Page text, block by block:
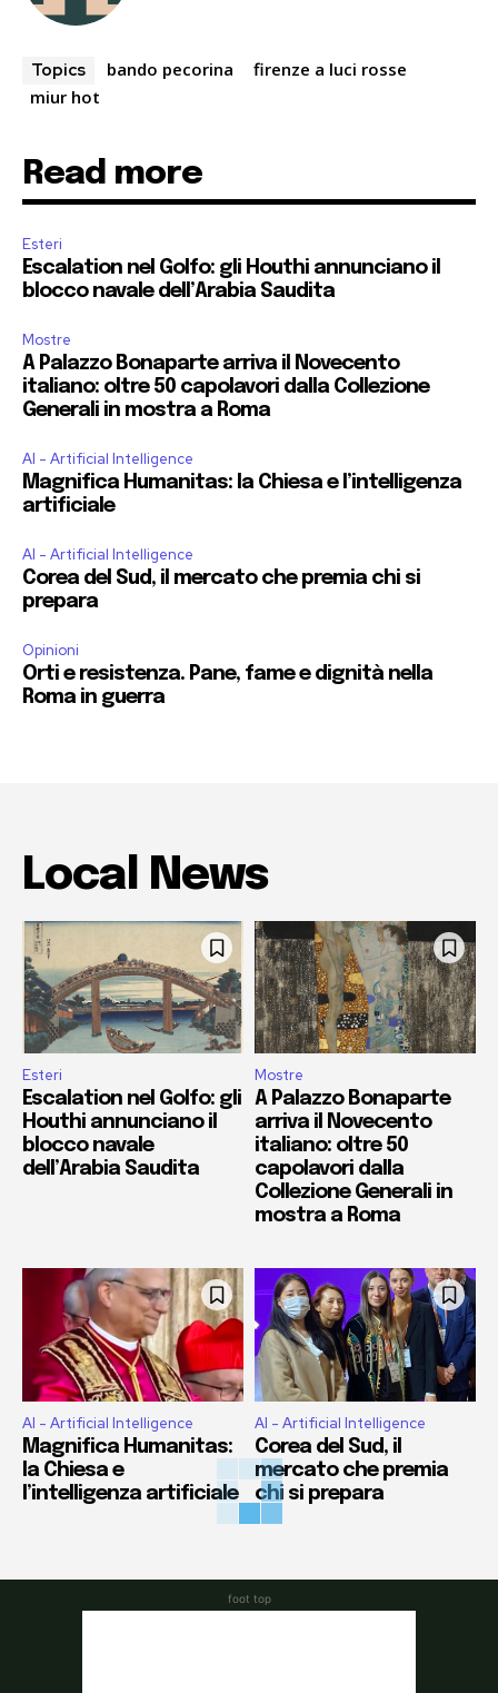
Topics bando pecorina
firenze a luci rosse
miur hot
Read more
Esteri
Escalation nel Golfo: gli Houthi annunciano il
blocco navale dell’Arabia Saudita
Mostre
A Palazzo Bonaparte arriva il Novecento
italiano: oltre 50 capolavori dalla Collezione
Generali in mostra a Roma
AI - Artificial Intelligence
Magnifica Humanitas: la Chiesa e l’intelligenza
artificiale
AI - Artificial Intelligence
Corea del Sud, il mercato che premia chi si
prepara
Opinioni
Orti e resistenza. Pane, fame e dignità nella
Roma in guerra
Local News
Esteri
Escalation nel Golfo: gli
Houthi annunciano il
blocco navale
dell’Arabia Saudita
Mostre
A Palazzo Bonaparte
arriva il Novecento
italiano: oltre 50
capolavori dalla
Collezione Generali in
mostra a Roma
AI - Artificial Intelligence
Magnifica Humanitas:
la Chiesa e
l’intelligenza artificiale
AI - Artificial Intelligence
Corea del Sud, il
mercato che premia
chi si prepara
foot top